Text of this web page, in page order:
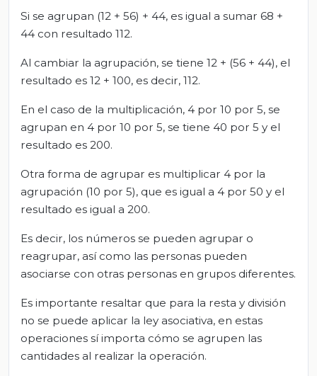
Si se agrupan (12 + 56) + 44, es igual a sumar 68 +
44 con resultado 112.
Al cambiar la agrupación, se tiene 12 + (56 + 44), el
resultado es 12 + 100, es decir, 112.
En el caso de la multiplicación, 4 por 10 por 5, se
agrupan en 4 por 10 por 5, se tiene 40 por 5 y el
resultado es 200.
Otra forma de agrupar es multiplicar 4 por la
agrupación (10 por 5), que es igual a 4 por 50 y el
resultado es igual a 200.
Es decir, los números se pueden agrupar o
reagrupar, así como las personas pueden
asociarse con otras personas en grupos diferentes.
Es importante resaltar que para la resta y división
no se puede aplicar la ley asociativa, en estas
operaciones sí importa cómo se agrupen las
cantidades al realizar la operación.